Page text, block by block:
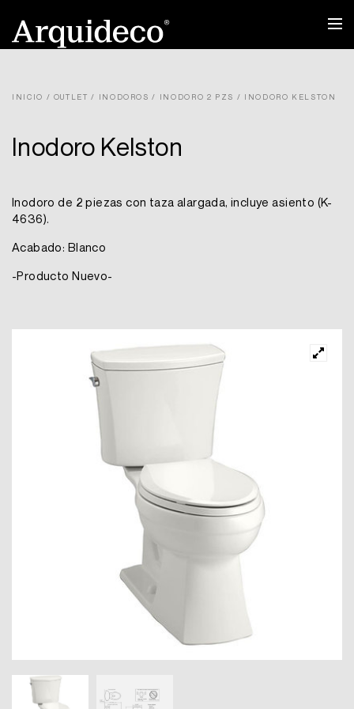
contenido
INICIO / OUTLET / INODOROS / INODORO 2 PZS / INODORO KELSTON
Inodoro Kelston
Inodoro de 2 piezas con taza alargada, incluye asiento (K-
4636).
Acabado: Blanco
-Producto Nuevo-